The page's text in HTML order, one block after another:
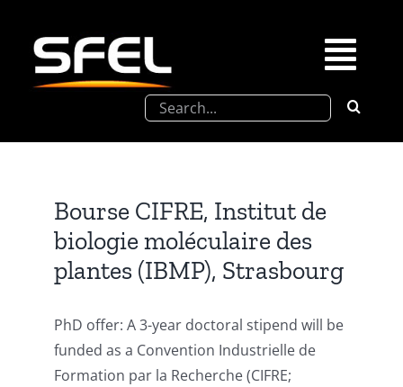
contenu
Prix de Thèse SFEL
Partenariats
Rechercher:
Bourse CIFRE, Institut de
biologie moléculaire des
plantes (IBMP), Strasbourg
PhD offer: A 3-year doctoral stipend will be
funded as a Convention Industrielle de
Formation par la Recherche (CIFRE;